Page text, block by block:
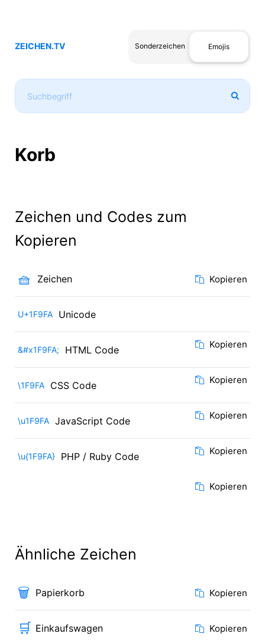
ZEICHEN.TV Sonderzeichen Emojis
Korb
Zeichen und Codes zum
Kopieren
🧺 Zeichen Kopieren
U+1F9FA Unicode
Kopieren
&#x1F9FA; HTML Code
Kopieren
\1F9FA CSS Code
Kopieren
\u1F9FA JavaScript Code
Kopieren
\u{1F9FA} PHP / Ruby Code
Kopieren
Ähnliche Zeichen
🗑️ Papierkorb Kopieren
🛒 Einkaufswagen Kopieren